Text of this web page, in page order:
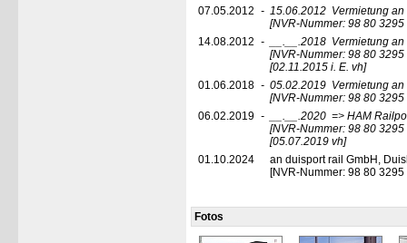
07.05.2012 - 15.06.2012 Vermietung
[NVR-Nummer: 98 80
14.08.2012 - __.__.2018 Vermietung
[NVR-Nummer: 98 80
[02.11.2015 i. E. vh]
01.06.2018 - 05.02.2019 Vermietung
[NVR-Nummer: 98 80
06.02.2019 - __.__.2020 => HAM
[NVR-Nummer: 98 80
[05.07.2019 vh]
01.10.2024
an duisport rail GmbH,
[NVR-Nummer: 98 80
Fotos